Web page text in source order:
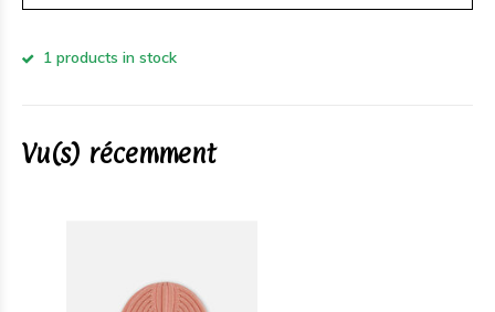
1 products in stock
Vu(s) récemment